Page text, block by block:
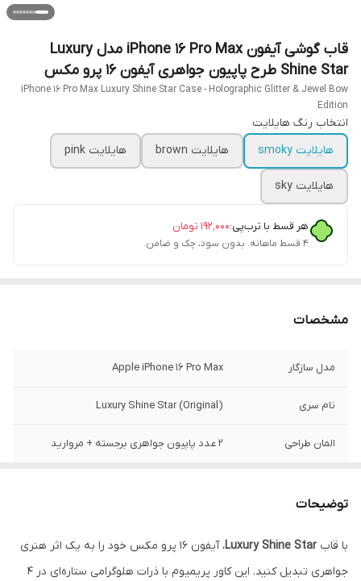
قاب گوشی آیفون iPhone 16 Pro Max مدل Luxury
Shine Star طرح پاپیون جواهری آیفون ۱۶ پرو مکس
iPhone 16 Pro Max Luxury Shine Star Case - Holographic Glitter & Jewel Bow
Edition
انتخاب رنگ هایلایت
هایلایت smoky
هایلایت brown هایلایت pink
هایلایت sky
هر قسط با ترب‌پی:۱۹۲٬۰۰۰ تومان
۴ قسط ماهانه. بدون سود، چک و ضامن.
مشخصات
مدل سازگار Apple iPhone 16 Pro Max
نام سری Luxury Shine Star (Original)
المان طراحی ۲ عدد پاپیون جواهری برجسته + مروارید
هایلایت صورتی، آبی، براون، اسموکی
توضیحات
با قاب Luxury Shine Star
، آیفون ۱۶ پرو مکس خود را به یک اثر هنری
جواهری تبدیل کنید. این کاور پریمیوم با ذرات هلوگرامی ستاره‌ای در ۴